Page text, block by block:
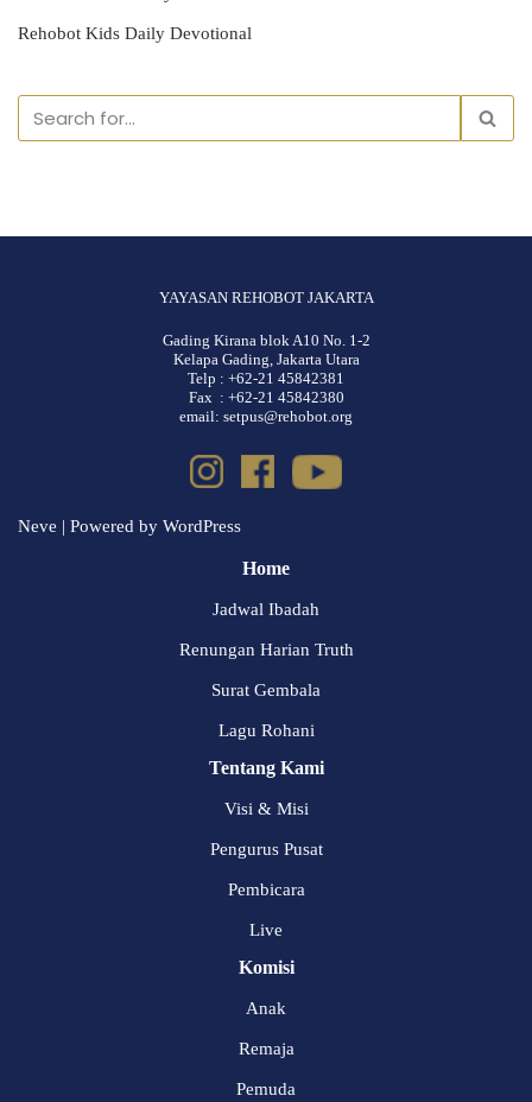
Rehobot Kids Daily Devotional
YAYASAN REHOBOT JAKARTA
Gading Kirana blok A10 No. 1-2
Kelapa Gading, Jakarta Utara
Telp : +62-21 45842381
Fax : +62-21 45842380
email: setpus@rehobot.org
Neve | Powered by WordPress
Home
Jadwal Ibadah
Renungan Harian Truth
Surat Gembala
Lagu Rohani
Tentang Kami
Visi & Misi
Pengurus Pusat
Pembicara
Live
Komisi
Anak
Remaja
Pemuda